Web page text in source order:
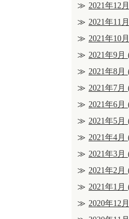
2021年12月
2021年11月
2021年10月
2021年9月
2021年8月
2021年7月
2021年6月
2021年5月
2021年4月
2021年3月
2021年2月
2021年1月
2020年12月